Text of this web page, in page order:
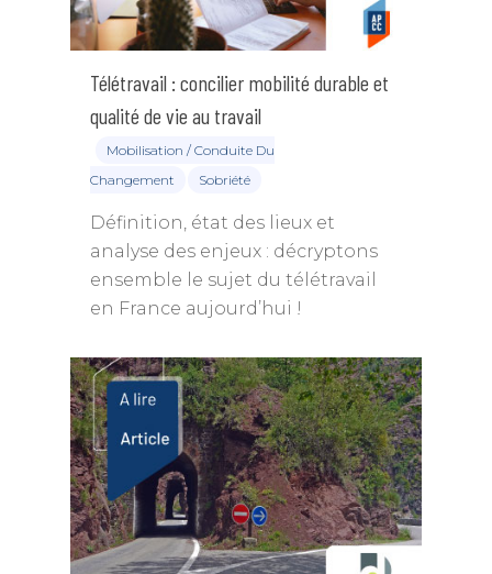
Télétravail : concilier mobilité durable et
qualité de vie au travail
Mobilisation / Conduite Du
Changement
Sobriété
Définition, état des lieux et
analyse des enjeux : décryptons
ensemble le sujet du télétravail
en France aujourd’hui !